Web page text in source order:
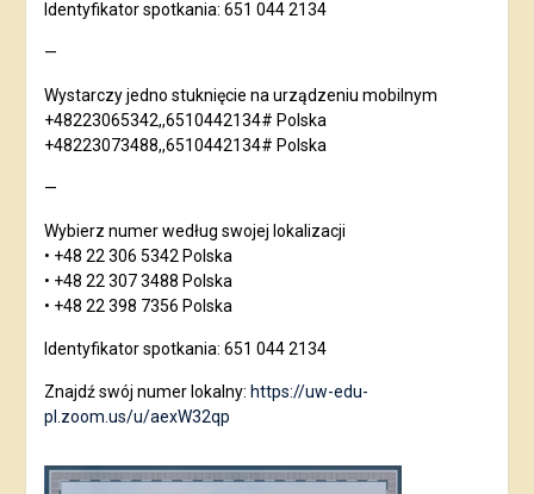
Identyfikator spotkania: 651 044 2134
—
Wystarczy jedno stuknięcie na urządzeniu mobilnym
+48223065342,,6510442134# Polska
+48223073488,,6510442134# Polska
—
Wybierz numer według swojej lokalizacji
• +48 22 306 5342 Polska
• +48 22 307 3488 Polska
• +48 22 398 7356 Polska
Identyfikator spotkania: 651 044 2134
Znajdź swój numer lokalny: https://uw-edu-
pl.zoom.us/u/aexW32qp